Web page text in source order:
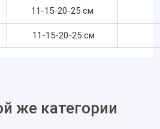
11-15-20-25 см
11-15-20-25 см
же категории